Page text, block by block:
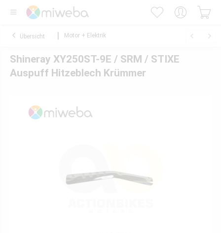
Übersicht Motor + Elektrik
Shineray XY250ST-9E / SRM / STIXE
Auspuff Hitzeblech Krümmer